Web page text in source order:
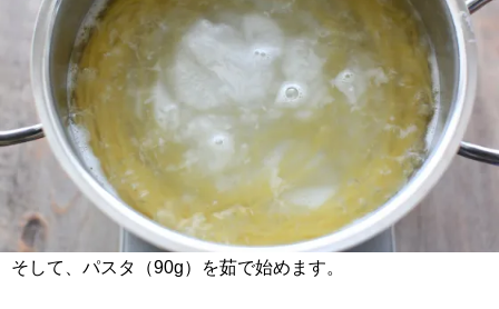
そして、パスタ（90g）を茹で始めます。